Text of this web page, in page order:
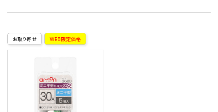
お取り寄せ WEB限定価格